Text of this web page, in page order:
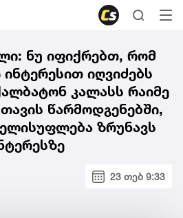
ნუ იფიქრებთ, რომ
იღვიძებს
კალასს რაიმე
წარმოდგენებში,
ზრუნავს
23 თებ 9:33